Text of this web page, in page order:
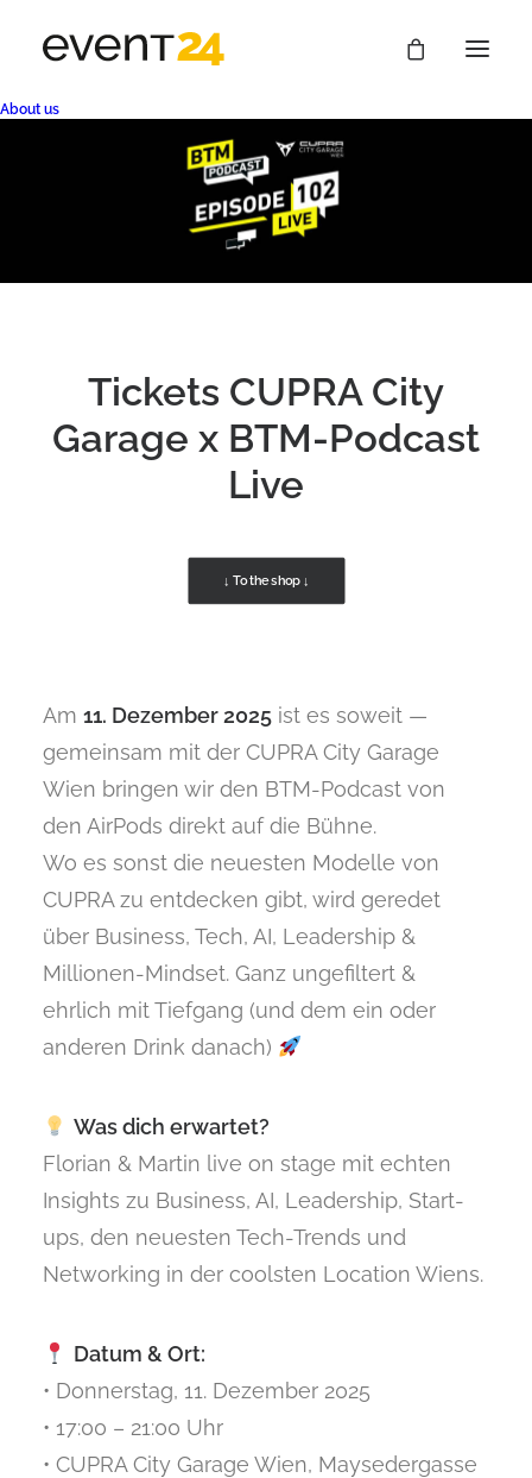
About us
Tickets CUPRA City
Garage x BTM-Podcast
Live
↓ To the shop ↓
Am 11. Dezember 2025 ist es soweit —
gemeinsam mit der CUPRA City Garage
Wien bringen wir den BTM-Podcast von
den AirPods direkt auf die Bühne.
Wo es sonst die neuesten Modelle von
CUPRA zu entdecken gibt, wird geredet
über Business, Tech, AI, Leadership &
Millionen-Mindset. Ganz ungefiltert &
ehrlich mit Tiefgang (und dem ein oder
anderen Drink danach)
Was dich erwartet?
Florian & Martin live on stage mit echten
Insights zu Business, AI, Leadership, Start-
ups, den neuesten Tech-Trends und
Networking in der coolsten Location Wiens.
Datum & Ort:
• Donnerstag, 11. Dezember 2025
• 17:00 – 21:00 Uhr
• CUPRA City Garage Wien, Maysedergasse